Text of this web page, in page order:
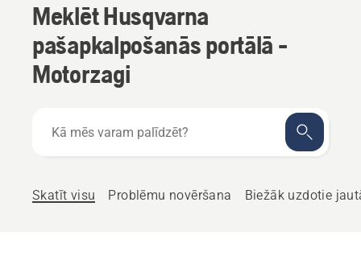
Meklēt Husqvarna
pašapkalpošanās portālā -
Motorzagi
mēs
Skatīt visu
Problēmu novēršana Biežāk uzdotie